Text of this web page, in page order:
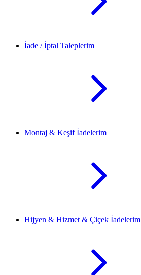
İade / İptal Taleplerim
Montaj & Keşif İadelerim
Hijyen & Hizmet & Çiçek İadelerim